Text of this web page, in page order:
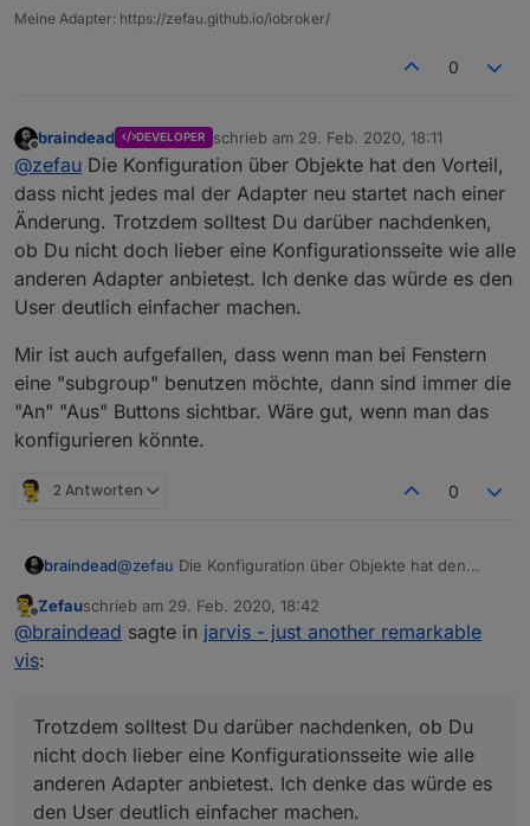
hier:Übersicht der Feature Requests nach Stimmen
Die Konfiguration von Modulen kann frei angeordnet
werden.
Nachfolgend einige Impressionen / Beispiele:
Users
@braindead:https://forum.iobroker.net/post/490283
@JackDaniel :https://forum.iobroker.net/post/490928
@Mooo:https://forum.iobroker.net/post/493843
Screencast / Video
Screenshots
Meine Adapter: https://zefau.github.io/iobroker/
0
Offline
braindead DEVELOPER schrieb am 29. Feb. 2020, 18:11
zuletzt editiert von
@zefau Die Konfiguration über Objekte hat den Vorteil,
dass nicht jedes mal der Adapter neu startet nach einer
Änderung. Trotzdem solltest Du darüber nachdenken,
ob Du nicht doch lieber eine Konfigurationsseite wie alle
anderen Adapter anbietest. Ich denke das würde es den
User deutlich einfacher machen.
Mir ist auch aufgefallen, dass wenn man bei Fenstern
eine "subgroup" benutzen möchte, dann sind immer die
"An" "Aus" Buttons sichtbar. Wäre gut, wenn man das
konfigurieren könnte.
2 Antworten 0
braindead@zefau Die Konfiguration über Objekte hat den
nach einer Änderung. Trotzdem solltest Du darüber
nachdenken, ob Du nicht doch lieber eine
Mir ist auch aufgefallen, dass wenn man bei
Fenstern eine "subgroup" benutzen möchte, dann
Offline
Zefauschrieb am 29. Feb. 2020, 18:42
zuletzt editiert von
@braindead sagte in jarvis - just another remarkable
vis:
Trotzdem solltest Du darüber nachdenken, ob Du
nicht doch lieber eine Konfigurationsseite wie alle
anderen Adapter anbietest. Ich denke das würde es
den User deutlich einfacher machen.